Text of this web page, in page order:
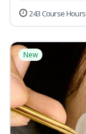
243 Course Hours
New